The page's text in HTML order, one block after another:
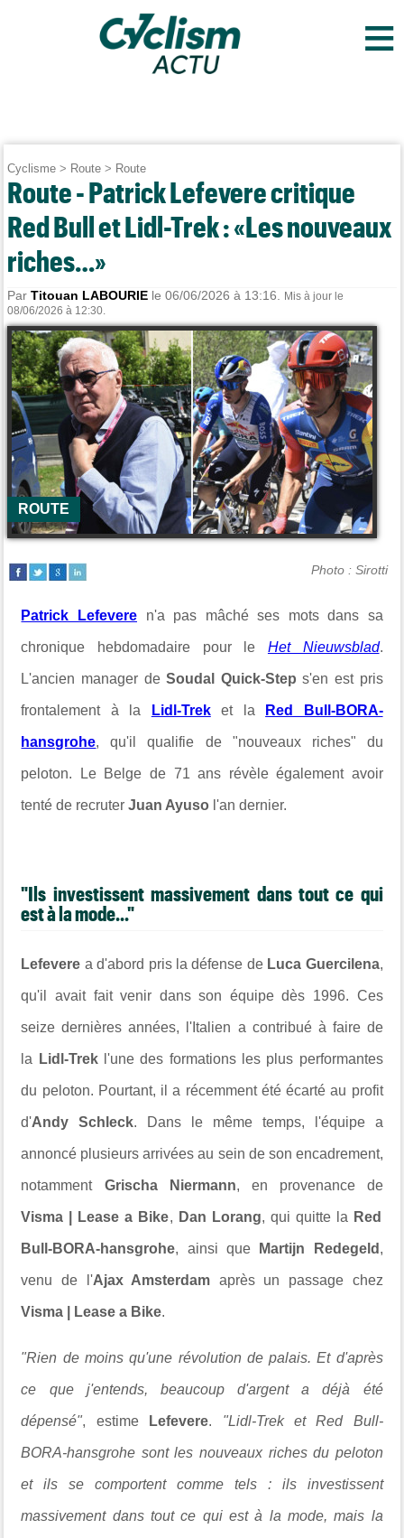
≡
Cyclisme > Route > Route
Route - Patrick Lefevere critique
Red Bull et Lidl-Trek : «Les nouveaux
riches…»
ParTitouan LABOURIE le 06/06/2026 à 13:16.
Mis à jour le
08/06/2026 à 12:30.
ROUTE
Photo : Sirotti
Patrick Lefevere n'a pas mâché ses mots dans sa
chronique hebdomadaire pour le Het Nieuwsblad.
L'ancien manager deSoudal Quick-Step s'en est pris
frontalement à la Lidl-Treket la Red Bull-BORA-
hansgrohe, qu'il qualifie de "nouveaux riches" du
peloton. Le Belge de 71 ans révèle également avoir
tenté de recruterJuan Ayuso l'an dernier.
"Ils investissent massivement dans tout ce qui
est à la mode..."
Lefevere a d'abord pris la défense de Luca Guercilena,
qu'il avait fait venir dans son équipe dès 1996. Ces
seize dernières années, l'Italien a contribué à faire de
la Lidl-Trek l'une des formations les plus performantes
du peloton. Pourtant, il a récemment été écarté au profit
d'Andy Schleck. Dans le même temps, l'équipe a
annoncé plusieurs arrivées au sein de son encadrement,
notamment Grischa Niermann, en provenance de
Visma | Lease a Bike, Dan Lorang, qui quitte la Red
Bull-BORA-hansgrohe, ainsi que Martijn Redegeld ,
venu de l'Ajax Amsterdam après un passage chez
Visma | Lease a Bike.
"Rien de moins qu'une révolution de palais. Et d'après
ce que j'entends, beaucoup d'argent a déjà été
dépensé", estime Lefevere. "Lidl-Trek et Red Bull-
BORA-hansgrohe sont les nouveaux riches du peloton
et ils se comportent comme tels : ils investissent
massivement dans tout ce qui est à la mode, mais la